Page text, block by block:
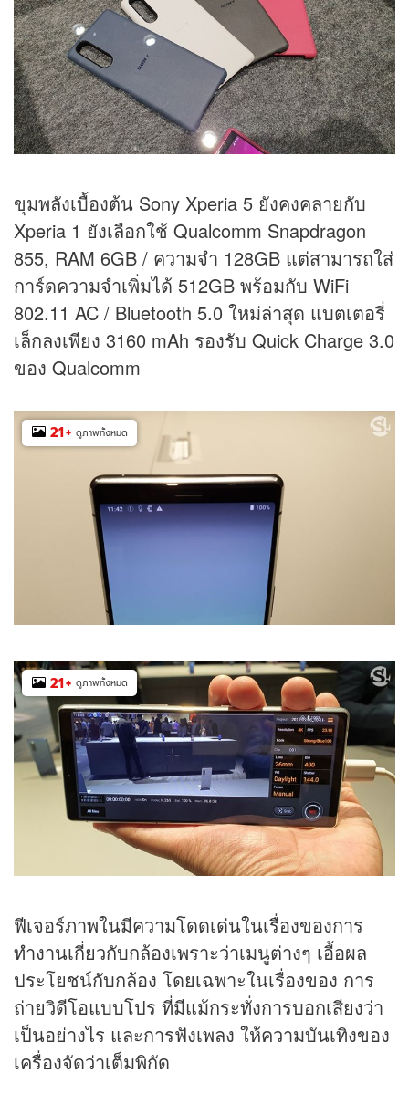
ขุมพลังเบื้องต้น Sony Xperia 5 ยังคงคลายกับ
Xperia 1 ยังเลือกใช้ Qualcomm Snapdragon
855, RAM 6GB / ความจำ 128GB แต่สามารถใส่
การ์ดความจำเพิ่มได้ 512GB พร้อมกับ WiFi
802.11 AC / Bluetooth 5.0 ใหม่ล่าสุด แบตเตอรี่
เล็กลงเพียง 3160 mAh รองรับ Quick Charge 3.0
ของ Qualcomm
21+ ดูภาพทั้งหมด
21+ ดูภาพทั้งหมด
ฟีเจอร์ภาพในมีความโดดเด่นในเรื่องของการ
ทำงานเกี่ยวกับกล้องเพราะว่าเมนูต่างๆ เอื้อผล
ประโยชน์กับกล้อง โดยเฉพาะในเรื่องของ การ
ถ่ายวิดีโอแบบโปร ที่มีแม้กระทั่งการบอกเสียงว่า
เป็นอย่างไร และการฟังเพลง ให้ความบันเทิงของ
เครื่องจัดว่าเต็มพิกัด